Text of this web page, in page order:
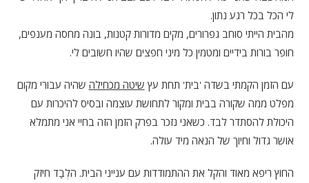
לי הכל בכל רגע נתון.
מהבית הייתי סוחב גפרורים, מקים מדורות קטנות, בונה מחסה מענפים,
חופר בורות בידיים ומטמין כל מיני חפצים שהיו חשובים לי.
עם הזמן הקמתי בשדה 'בית' תחת עץ שיטה מכחילה שהיה עבורי מקום
מפלט ממה שקורה בבית ומקור לתחושת עוצמה ובסיס להיכרות עם
היכולת להסתדר לבד. כשאני נזכר בפרק הזמן הזה בחיי אני מתמלא
אושר גדול וחיוך של הנאה מיד עולה.
החוץ ריפא מאוד והקל את ההתמודדות עם ענייני הבית. הלְבַד חיזק